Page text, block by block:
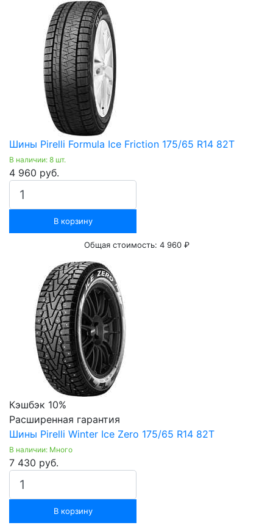
Шины Pirelli Formula Ice Friction 175/65 R14 82Т
В наличии: 8 шт.
4 960 руб.
В корзину
Общая стоимость: 4 960 ₽
Кэшбэк 10%
Расширенная гарантия
Шины Pirelli Winter Ice Zero 175/65 R14 82T
В наличии: Много
7 430 руб.
В корзину